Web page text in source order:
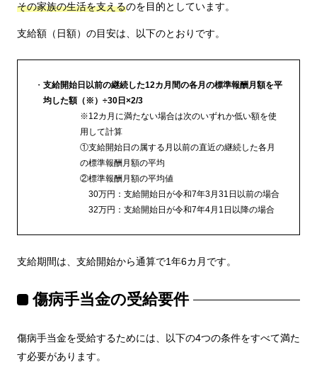
その家族の生活を支えるのを目的としています。
支給額（日額）の目安は、以下のとおりです。
支給開始日以前の継続した12カ月間の各月の標準報酬月額を平
均した額（※）÷30日×2/3
※12カ月に満たない場合は次のいずれか低い額を使
用して計算
①支給開始日の属する月以前の直近の継続した各月
の標準報酬月額の平均
②標準報酬月額の平均値
30万円：支給開始日が令和7年3月31日以前の場合
32万円：支給開始日が令和7年4月1日以降の場合
支給期間は、支給開始から通算で1年6カ月です。
傷病手当金の受給要件
傷病手当金を受給するためには、以下の4つの条件をすべて満た
す必要があります。